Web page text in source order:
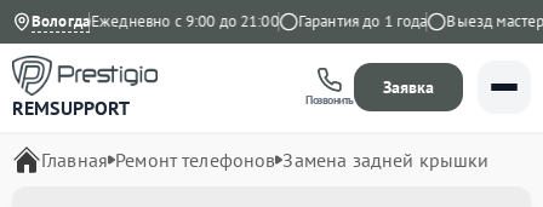
Вологда
Яндекс Ежедневно с 9:00 до 21:00 Гарантия до 1 года Выезд мастера
REMSUPPORT Позвонить
Заявка
Главная Ремонт телефонов Замена задней крышки